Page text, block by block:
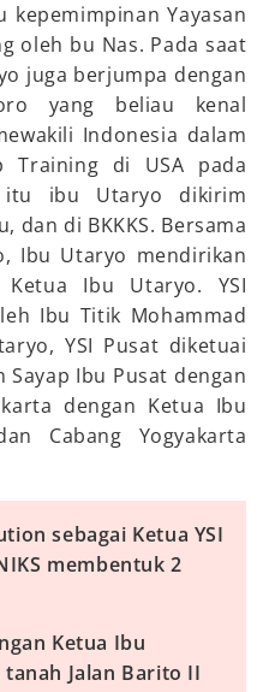
Yayasan
oleh bu Nas. Pada saat
juga berjumpa dengan
yang beliau kenal
Indonesia dalam
Training di USA pada
ibu Utaryo dikirim
dan di BKKKS. Bersama
Ibu Utaryo mendirikan
Ketua Ibu Utaryo. YSI
Ibu Titik Mohammad
YSI Pusat diketuai
Sayap Ibu Pusat dengan
dengan Ketua Ibu
Cabang Yogyakarta
sebagai Ketua YSI
membentuk 2
Ketua Ibu
Jalan Barito II